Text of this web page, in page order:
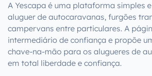
A Yescapa é uma plataforma simples
aluguer de autocaravanas, furgões
campervans entre particulares. A
intermediário de confiança e propõe
chave-na-mão para os alugueres de
em total liberdade e confiança.